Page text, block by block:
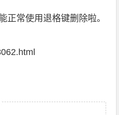
正常使用退格键删除啦。